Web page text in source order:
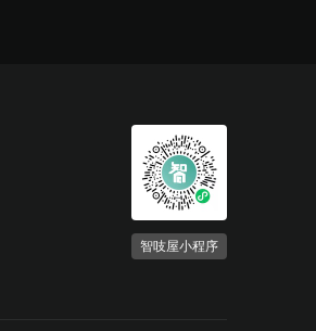
智吱屋小程序